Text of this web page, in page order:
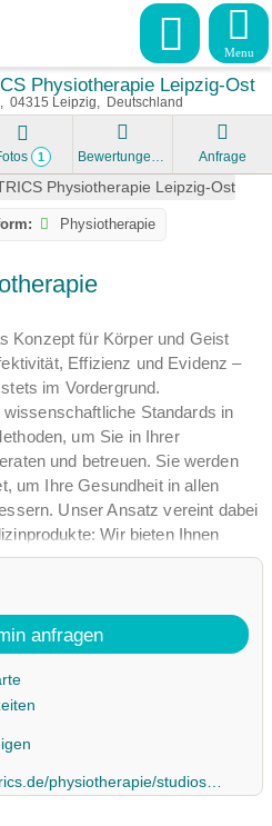
Menu
Physiotherapie Leipzig-Ost
04315 Leipzig Deutschland
1 Bewertungen Anfrage
Physiotherapie
Konzept für Körper und Geist
Effizienz und Evidenz –
im Vordergrund.
Standards in
um Sie in Ihrer
und betreuen. Sie werden
um Ihre Gesundheit in allen
Unser Ansatz vereint dabei
Wir bieten Ihnen
das Training im
im Coaching
anfragen
studios/physiotherapie-leipzig